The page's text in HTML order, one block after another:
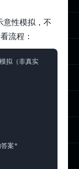
意性模拟，不
流程：
拟（非真实